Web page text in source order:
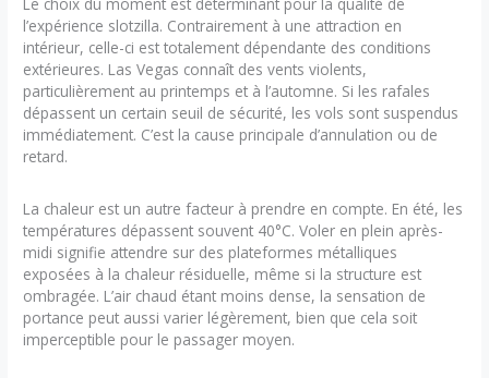
l’expérience slotzilla. Contrairement à une attraction en
intérieur, celle-ci est totalement dépendante des conditions
extérieures. Las Vegas connaît des vents violents,
particulièrement au printemps et à l’automne. Si les rafales
dépassent un certain seuil de sécurité, les vols sont suspendus
immédiatement. C’est la cause principale d’annulation ou de
retard.
La chaleur est un autre facteur à prendre en compte. En été, les
températures dépassent souvent 40°C. Voler en plein après-
midi signifie attendre sur des plateformes métalliques
exposées à la chaleur résiduelle, même si la structure est
ombragée. L’air chaud étant moins dense, la sensation de
portance peut aussi varier légèrement, bien que cela soit
imperceptible pour le passager moyen.